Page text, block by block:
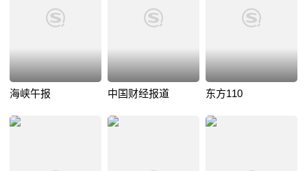
海峡午报 中国财经报道 东方110